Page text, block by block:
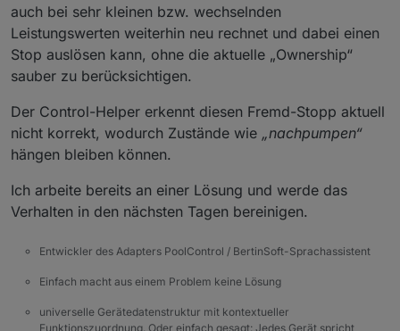
auch bei sehr kleinen bzw. wechselnden
Leistungswerten weiterhin neu rechnet und dabei einen
Stop auslösen kann, ohne die aktuelle „Ownership“
sauber zu berücksichtigen.
Der Control-Helper erkennt diesen Fremd-Stopp aktuell
nicht korrekt, wodurch Zustände wie „nachpumpen“
hängen bleiben können.
Ich arbeite bereits an einer Lösung und werde das
Verhalten in den nächsten Tagen bereinigen.
Entwickler des Adapters PoolControl / BertinSoft-Sprachassistent
Einfach macht aus einem Problem keine Lösung
universelle Gerätedatenstruktur mit kontextueller
Funktionszuordnung. Oder einfach gesagt: Jedes Gerät spricht